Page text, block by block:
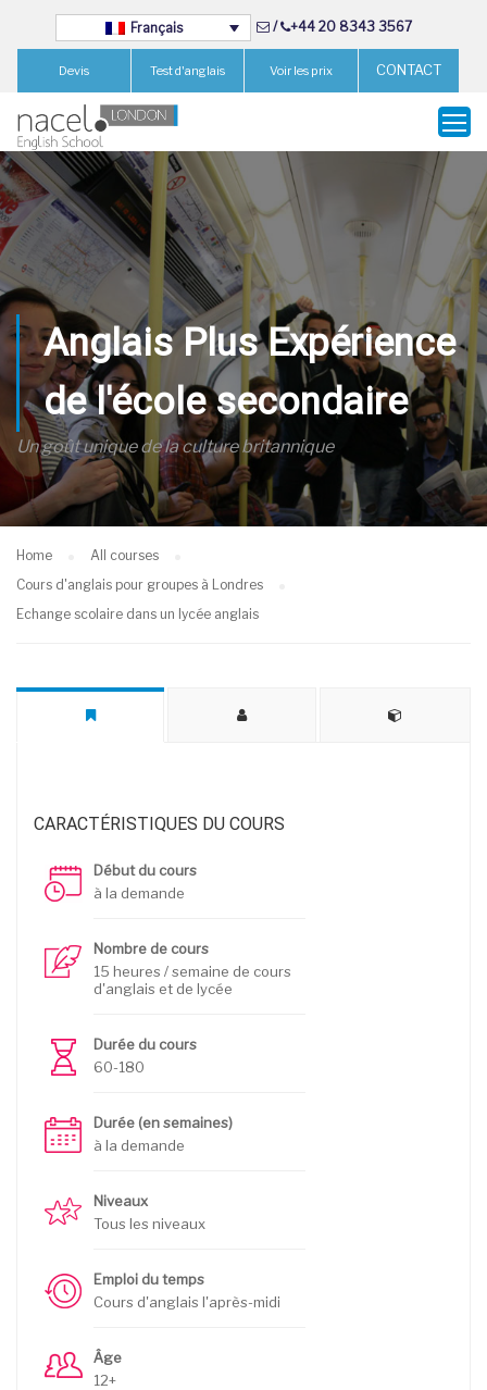
Français / +44 20 8343 3567
Devis Test d'anglais Voir les prix CONTACT
Anglais Plus Expérience
de l'école secondaire
Un goût unique de la culture britannique
Home
All courses
Cours d'anglais pour groupes à Londres
Echange scolaire dans un lycée anglais
CARACTÉRISTIQUES DU COURS
Début du cours
à la demande
Nombre de cours
15 heures / semaine de cours
d'anglais et de lycée
Durée du cours
60-180
Durée (en semaines)
à la demande
Niveaux
Tous les niveaux
Emploi du temps
Cours d'anglais l'après-midi
Âge
12+